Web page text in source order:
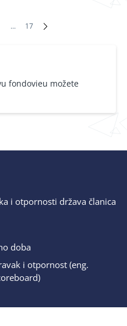
... 17
fondovieu možete
i otpornosti država članica
doba
i otpornost (eng.